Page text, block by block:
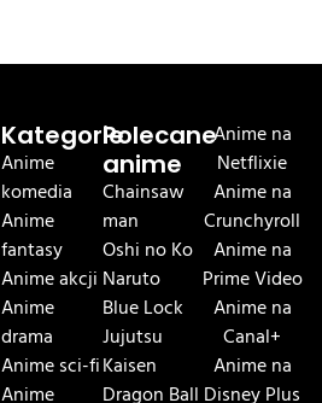
Kategorie
Anime
komedia
Anime
fantasy
Anime akcji
Anime
drama
Anime sci-fi
Polecane
anime
Chainsaw
man
Oshi no Ko
Naruto
Blue Lock
Jujutsu
Kaisen
Anime na
Netflixie
Anime na
Crunchyroll
Anime na
Prime Video
Anime na
Canal+
Anime na